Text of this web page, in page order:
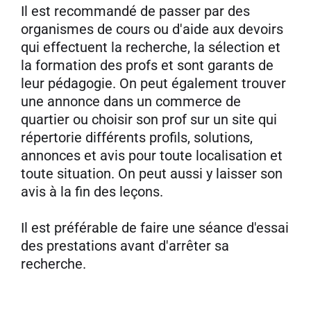
Il est recommandé de passer par des
organismes de cours ou d'aide aux devoirs
qui effectuent la recherche, la sélection et
la formation des profs et sont garants de
leur pédagogie. On peut également trouver
une annonce dans un commerce de
quartier ou choisir son prof sur un site qui
répertorie différents profils, solutions,
annonces et avis pour toute localisation et
toute situation. On peut aussi y laisser son
avis à la fin des leçons.
Il est préférable de faire une séance d'essai
des prestations avant d'arrêter sa
recherche.